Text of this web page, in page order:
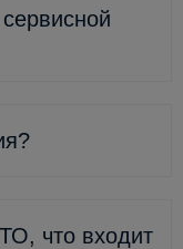
что входит